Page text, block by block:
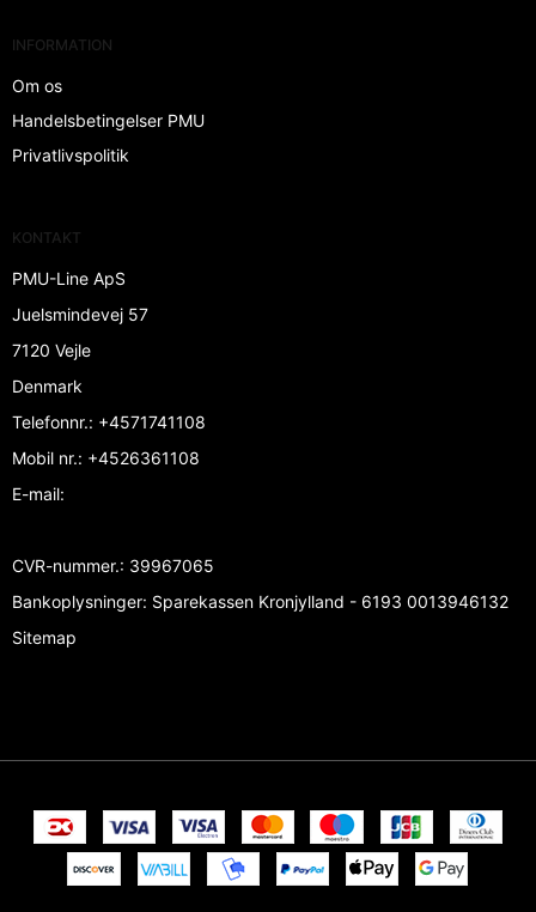
INFORMATION
Om os
Handelsbetingelser PMU
Privatlivspolitik
KONTAKT
PMU-Line ApS
Juelsmindevej 57
7120 Vejle
Denmark
Telefonnr.: +4571741108
Mobil nr.: +4526361108
E-mail:
CVR-nummer.: 39967065
Bankoplysninger: Sparekassen Kronjylland - 6193 0013946132
Sitemap